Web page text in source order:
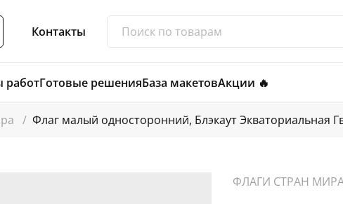
Контакты
работГотовые решенияБаза макетовАкции 🔥
/ Флаг малый односторонний, Блэкаут Экваториальная
ФЛАГИ СТРАН